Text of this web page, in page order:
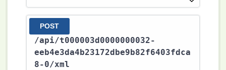
POST
/api/t000003d0000000032-
eeb4e3da4b23172dbe9b82f6403fdca
8-0/xml